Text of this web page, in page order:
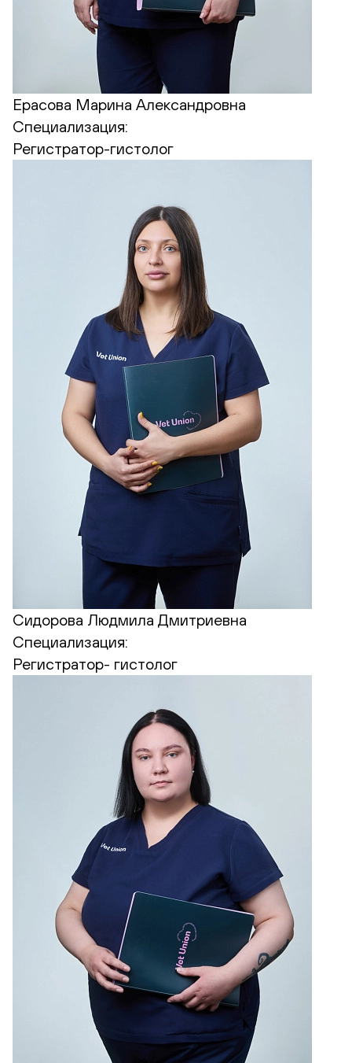
Ерасова Марина Александровна
Специализация:
Регистратор-гистолог
Сидорова Людмила Дмитриевна
Специализация:
Регистратор- гистолог